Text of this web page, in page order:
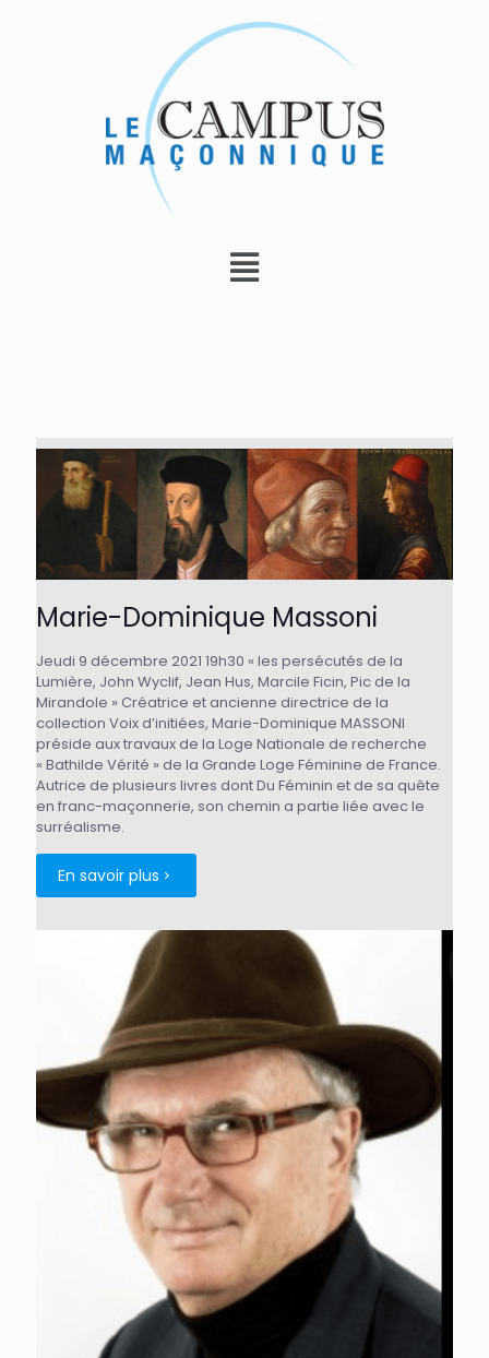
Marie-Dominique Massoni
Jeudi 9 décembre 2021 19h30 « les persécutés de la
Lumière, John Wyclif, Jean Hus, Marcile Ficin, Pic de la
Mirandole » Créatrice et ancienne directrice de la
collection Voix d’initiées, Marie-Dominique MASSONI
préside aux travaux de la Loge Nationale de recherche
« Bathilde Vérité » de la Grande Loge Féminine de France.
Autrice de plusieurs livres dont Du Féminin et de sa quête
en franc-maçonnerie, son chemin a partie liée avec le
surréalisme.
En savoir plus